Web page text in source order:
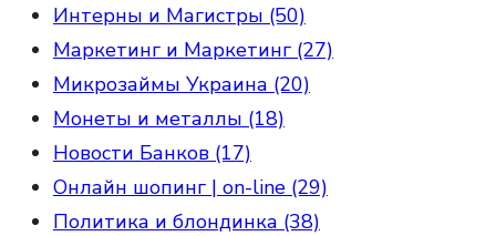
Интерны и Магистры (50)
Маркетинг и Маркетинг (27)
Микрозаймы Украина (20)
Монеты и металлы (18)
Новости Банков (17)
Онлайн шопинг | on-line (29)
Политика и блондинка (38)